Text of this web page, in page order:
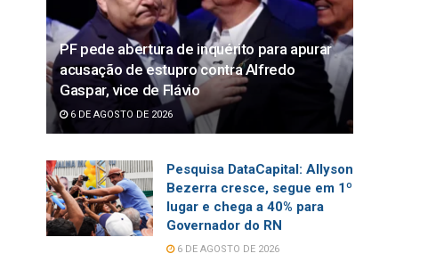
PF pede abertura de inquérito para apurar
acusação de estupro contra Alfredo
Gaspar, vice de Flávio
6 DE AGOSTO DE 2026
Pesquisa DataCapital: Allyson
Bezerra cresce, segue em 1º
lugar e chega a 40% para
Governador do RN
6 DE AGOSTO DE 2026